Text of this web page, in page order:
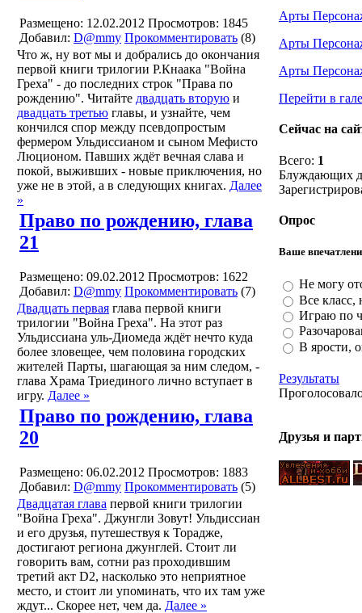
Размещено: 12.02.2012 Просмотров: 1845
Добавил: D@mmy Прокомментировать (8)
Что ж, ну вот мы и добрались до окончания
первой книги трилогии Р.Кнаака "Война
Греха" - до последних строк "Права по
рождению". Читайте двадцать вторую и
двадцать третью главы, и узнайте, чем
кончился спор между псевдопростым
фермером Ульдиссианом и сыном Мефисто
Люционом. Павших ждёт вечная слава и
покой, выживших - новые приключения, но
уже не в этой, а в следующих книгах. Далее
»
Право по рождению, глава
21
Размещено: 09.02.2012 Просмотров: 1622
Добавил: D@mmy Прокомментировать (7)
Двадцать первая глава первой книги
трилогии "Война Греха". На этот раз
Ульдиссиана уль-Диомеда ждёт нечто куда
более зловещее, чем половина городских
жителей Парты, шагающая за ним следом, -
глава Храма Триединого лично вступает в
игру. Далее »
Право по рождению, глава
20
Размещено: 06.02.2012 Просмотров: 1883
Добавил: D@mmy Прокомментировать (5)
Двадцатая глава первой книги трилогии
"Война Греха". Джунгли Зовут! Ульдиссиан
и его друзья, путешествуя к Торадже,
достигают региона джунглей. Стоит ли
говорить вам, сотни раз проходившим
третий акт D2, насколько это неприятное
место, и стоит ли упоминать, что их там уже
ждут... Скорее нет, чем да. Далее »
Арты
Арты
Арты
Перейти в
Сейчас на
Всего: 1
Блуждающих
Опрос
Ваше
Не могу
Все класс,
Играю по
В ярости,
Результаты
Друзья и